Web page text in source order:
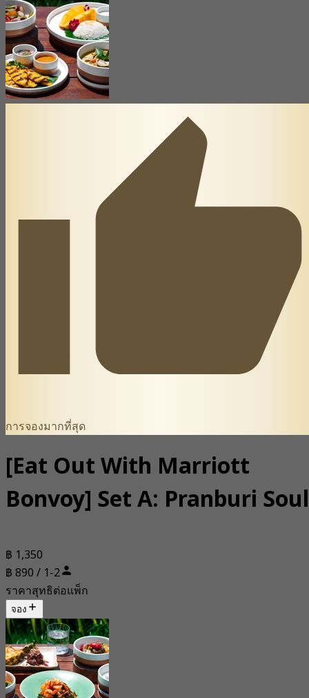
การจองมากที่สุด
[Eat Out With Marriott
Bonvoy] Set A: Pranburi Soul
฿ 1,350
฿ 890 / 1-2
ราคาสุทธิต่อแพ็ก
จอง